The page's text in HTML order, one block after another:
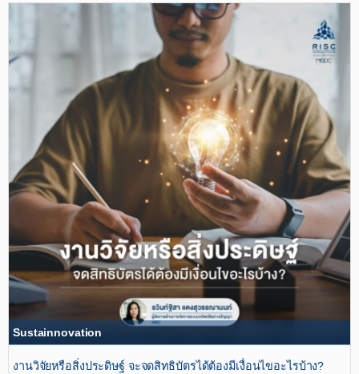
Sustainnovation
งานวิจัยหรือสิ่งประดิษฐ์ จะจดสิทธิบัตรได้ต้องมีเงื่อนไขอะไรบ้าง?